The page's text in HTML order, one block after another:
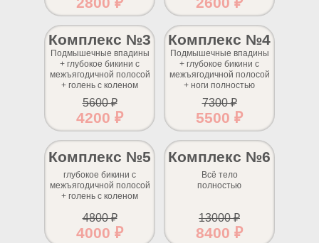
8400 ₽
13000 ₽
Всё тело
полностью
Комплекс №6
4000 ₽
4800 ₽
глубокое бикини с
межъягодичной полосой
+ голень с коленом
Комплекс №5
5500 ₽
7300 ₽
Подмышечные впадины
+ глубокое бикини с
межъягодичной полосой
+ ноги полностью
Комплекс №4
4200 ₽
5600 ₽
Подмышечные впадины
+ глубокое бикини с
межъягодичной полосой
+ голень с коленом
Комплекс №3